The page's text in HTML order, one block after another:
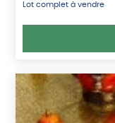
Lot complet à vendre